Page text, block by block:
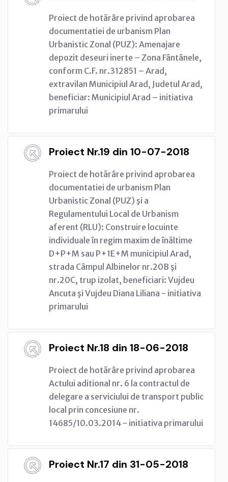
Proiect de hotărâre privind aprobarea
documentatiei de urbanism Plan
Urbanistic Zonal (PUZ): Amenajare
depozit deseuri inerte – Zona Fântânele,
conform C.F. nr.312851 – Arad,
extravilan Municipiul Arad, Judetul Arad,
beneficiar: Municipiul Arad – initiativa
primarului
Proiect Nr.19 din 10-07-2018
Proiect de hotărâre privind aprobarea
documentatiei de urbanism Plan
Urbanistic Zonal (PUZ) şi a
Regulamentului Local de Urbanism
aferent (RLU): Construire locuinte
individuale în regim maxim de înăltime
D+P+M sau P+1E+M municipiul Arad,
strada Câmpul Albinelor nr.20B şi
nr.20C, trup izolat, beneficiari: Vujdeu
Ancuta şi Vujdeu Diana Liliana - initiativa
primarului
Proiect Nr.18 din 18-06-2018
Proiect de hotărâre privind aprobarea
Actului aditional nr. 6 la contractul de
delegare a serviciului de transport public
local prin concesiune nr.
14685/10.03.2014 - initiativa primarului
Proiect Nr.17 din 31-05-2018